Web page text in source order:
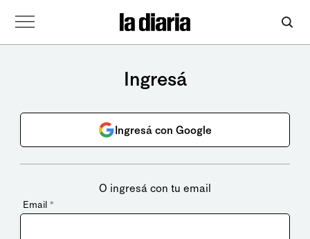
Ingresá
Ingresá con Google
O ingresá con tu email
Email *